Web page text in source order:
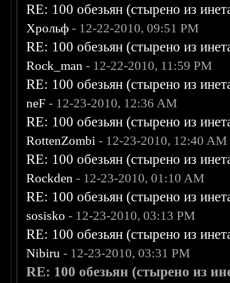
RE: 100 обезьян (стырено из
Хрольф - 12-22-2010, 09:51 PM
RE: 100 обезьян (стырено из
Rock_man - 12-22-2010, 11:59 PM
RE: 100 обезьян (стырено из
neF - 12-23-2010, 12:36 AM
RE: 100 обезьян (стырено из
RottenZombi - 12-23-2010, 12:40 AM
RE: 100 обезьян (стырено из
Rockden - 12-23-2010, 01:10 AM
RE: 100 обезьян (стырено из
sosisko - 12-23-2010, 03:13 PM
RE: 100 обезьян (стырено из
Nibiru - 12-23-2010, 03:31 PM
RE: 100 обезьян (стырено из